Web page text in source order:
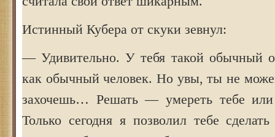
Истинный Кубера от скуки зевнул:
— Удивительно. У тебя такой обычный
как обычный человек. Но увы, ты не
захочешь… Решать — умереть тебе
Только сегодня я позволил тебе